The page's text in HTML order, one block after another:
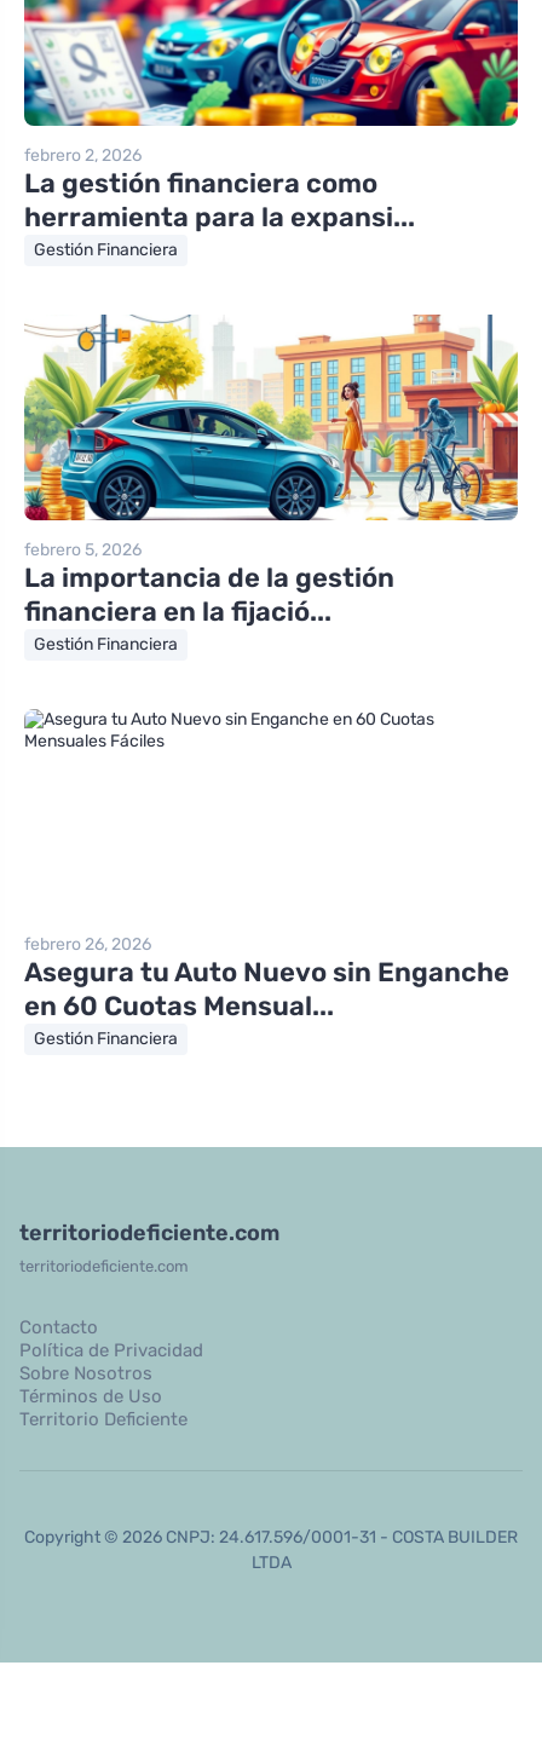
febrero 2, 2026
La gestión financiera como
herramienta para la expansi...
Gestión Financiera
febrero 5, 2026
La importancia de la gestión
financiera en la fijació...
Gestión Financiera
febrero 26, 2026
Asegura tu Auto Nuevo sin Enganche
en 60 Cuotas Mensual...
Gestión Financiera
territoriodeficiente.com
territoriodeficiente.com
Contacto
Política de Privacidad
Sobre Nosotros
Términos de Uso
Territorio Deficiente
Copyright © 2026 CNPJ: 24.617.596/0001-31 - COSTA BUILDER
LTDA